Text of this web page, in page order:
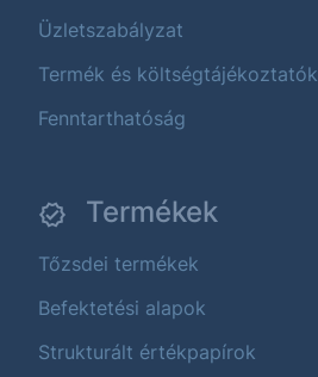
Üzletszabályzat
Termék és költségtájékoztatók
Fenntarthatóság
Termékek
Tőzsdei termékek
Befektetési alapok
Strukturált értékpapírok